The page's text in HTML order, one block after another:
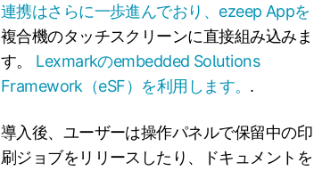
連携はさらに一歩進んでおり、ezeep Appを
複合機のタッチスクリーンに直接組み込みま
す。 Lexmarkのembedded Solutions
Framework（eSF）を利用します。 .
導入後、ユーザーは操作パネルで保留中の印
刷ジョブをリリースしたり、ドキュメントを